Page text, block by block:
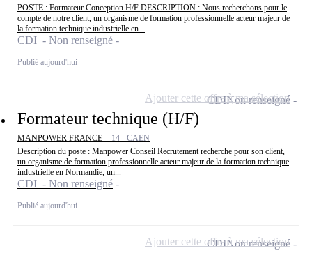
POSTE : Formateur Conception H/F DESCRIPTION : Nous recherchons pour le
compte de notre client, un organisme de formation professionnelle acteur majeur de
la formation technique industrielle en...
CDI - Non renseigné
Publié aujourd'hui
Formateur technique (H/F)
MANPOWER FRANCE - 14 - CAEN
Description du poste : Manpower Conseil Recrutement recherche pour son client,
un organisme de formation professionnelle acteur majeur de la formation technique
industrielle en Normandie, un...
CDI - Non renseigné
Publié aujourd'hui
CDINon renseigné
Ajouter cette offre à ma sélection
CDINon renseigné
Ajouter cette offre à ma sélection